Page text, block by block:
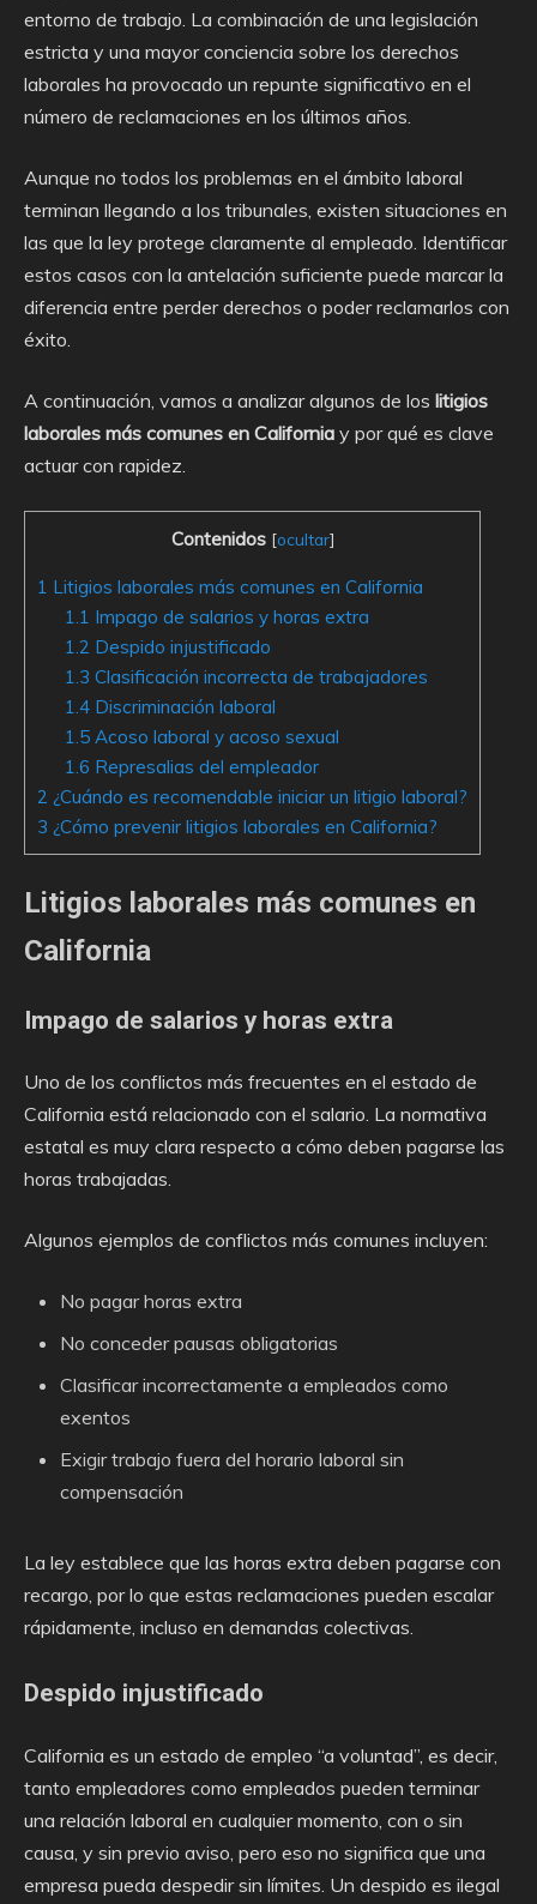
entorno de trabajo. La combinación de una legislación
estricta y una mayor conciencia sobre los derechos
laborales ha provocado un repunte significativo en el
número de reclamaciones en los últimos años.
Aunque no todos los problemas en el ámbito laboral
terminan llegando a los tribunales, existen situaciones en
las que la ley protege claramente al empleado. Identificar
estos casos con la antelación suficiente puede marcar la
diferencia entre perder derechos o poder reclamarlos con
éxito.
A continuación, vamos a analizar algunos de los litigios
laborales más comunes en California y por qué es clave
actuar con rapidez.
Contenidos [ocultar]
1 Litigios laborales más comunes en California
1.1 Impago de salarios y horas extra
1.2 Despido injustificado
1.3 Clasificación incorrecta de trabajadores
1.4Discriminación laboral
1.5Acoso laboral y acoso sexual
1.6 Represalias del empleador
2 ¿Cuándo es recomendable iniciar un litigio laboral?
3 ¿Cómo prevenir litigios laborales en California?
Litigios laborales más comunes en
California
Impago de salarios y horas extra
Uno de los conflictos más frecuentes en el estado de
California está relacionado con el salario. La normativa
estatal es muy clara respecto a cómo deben pagarse las
horas trabajadas.
Algunos ejemplos de conflictos más comunes incluyen:
No pagar horas extra
No conceder pausas obligatorias
Clasificar incorrectamente a empleados como
exentos
Exigir trabajo fuera del horario laboral sin
compensación
La ley establece que las horas extra deben pagarse con
recargo, por lo que estas reclamaciones pueden escalar
rápidamente, incluso en demandas colectivas.
Despido injustificado
California es un estado de empleo “a voluntad”, es decir,
tanto empleadores como empleados pueden terminar
una relación laboral en cualquier momento, con o sin
causa, y sin previo aviso, pero eso no significa que una
empresa pueda despedir sin límites. Un despido es ilegal